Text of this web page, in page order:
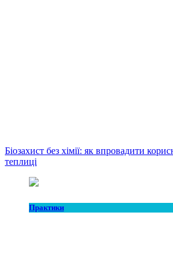
Біозахист без хімії: як впровадити
теплиці
Практики